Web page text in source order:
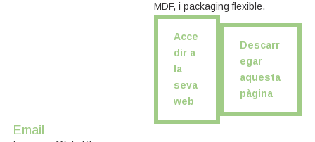
MDF, i packaging flexible.
Acce
dir a
la
seva
web
Descarr
egar
aquesta
pàgina
Email